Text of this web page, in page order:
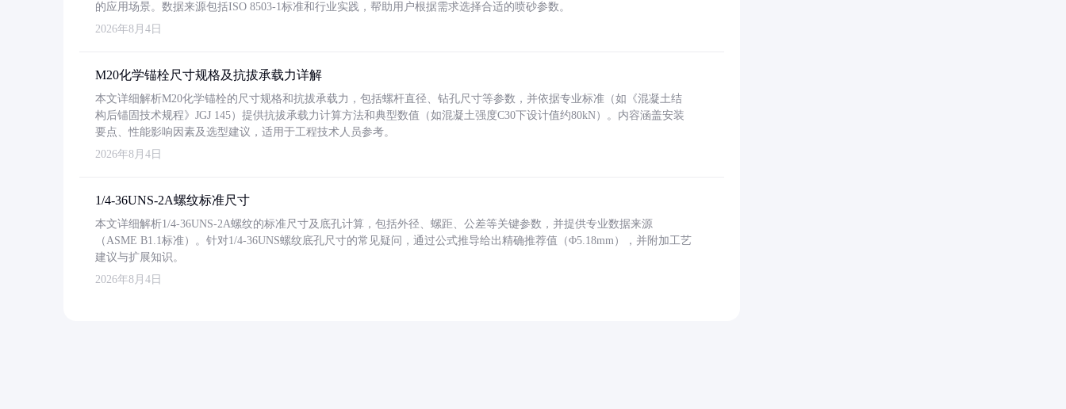
的应用场景。数据来源包括ISO 8503-1标准和行业实践，帮助用户根据需求选择合适的喷砂参数。
2026年8月4日
M20化学锚栓尺寸规格及抗拔承载力详解
本文详细解析M20化学锚栓的尺寸规格和抗拔承载力，包括螺杆直径、钻孔尺寸等参数，并依据专业标准（如《混凝土结
构后锚固技术规程》JGJ 145）提供抗拔承载力计算方法和典型数值（如混凝土强度C30下设计值约80kN）。内容涵盖安装
要点、性能影响因素及选型建议，适用于工程技术人员参考。
2026年8月4日
1/4-36UNS-2A螺纹标准尺寸
本文详细解析1/4-36UNS-2A螺纹的标准尺寸及底孔计算，包括外径、螺距、公差等关键参数，并提供专业数据来源
（ASME B1.1标准）。针对1/4-36UNS螺纹底孔尺寸的常见疑问，通过公式推导给出精确推荐值（Φ5.18mm），并附加工艺
建议与扩展知识。
2026年8月4日